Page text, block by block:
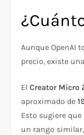
Aunque OpenAI
precio, existe
ElCreator Micro
aproximado de
Esto sugiere
un rango